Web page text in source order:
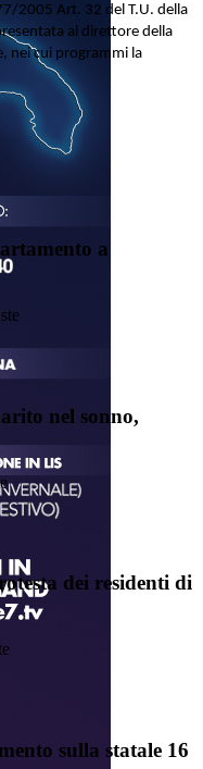
2005 Art. 32 del T.U. della
al direttore della
nei cui programmi la
a
nel sonno,
dei residenti di
sulla statale 16